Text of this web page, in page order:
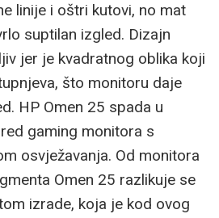
linije i oštri kutovi, no mat
suptilan izgled. Dizajn
jer je kvadratnog oblika koji
što monitoru daje
HP Omen 25 spada u
gaming monitora s
osvježavanja. Od monitora
Omen 25 razlikuje se
izrade, koja je kod ovog